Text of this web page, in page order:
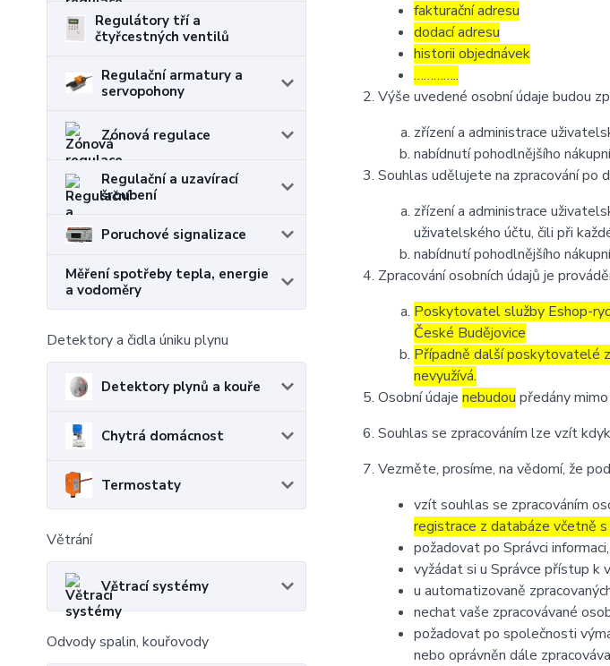
Regulátory tří a
čtyřcestných ventilů
Regulační armatury a
servopohony
Zónová regulace
Regulační a uzavírací
šroubení
Poruchové signalizace
Měření spotřeby tepla, energie
a vodoměry
Detektory a čidla úniku plynu
Detektory plynů a kouře
Chytrá domácnost
Termostaty
Větrání
Větrací systémy
Odvody spalin, kouřovody
fakturační adresu
dodací adresu
historii objednávek
…………..
Výše uvedené osobní údaje budou
zřízení a administrace
nabídnutí pohodlnějšího
Souhlas udělujete na zpracování po
zřízení a administrace
uživatelského účtu, čili při
nabídnutí pohodlnějšího
Zpracování osobních údajů je
Poskytovatel služby Eshop-
České Budějovice
Případně další poskytovatelé
nevyužívá.
Osobní údaje nebudou předány
Souhlas se zpracováním lze vzít
Vezměte, prosíme, na vědomí, že
vzít souhlas se zpracováním
registrace z databáze včetně
požadovat po Správci
vyžádat si u Správce přístup k
u automatizovaně
nechat vaše zpracovávané
požadovat po společnosti
nebo oprávněn dále